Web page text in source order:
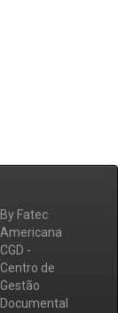
By Fatec
Americana
CGD -
Centro de
Gestão
Documental